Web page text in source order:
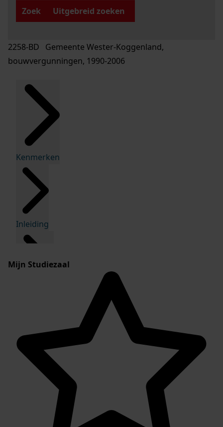
Zoek
Uitgebreid zoeken
2258-BD Gemeente Wester-Koggenland,
bouwvergunningen, 1990-2006
Kenmerken
Inleiding
Mijn Studiezaal